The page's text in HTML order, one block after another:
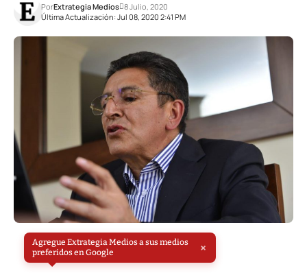
Última Actualización: Jul 08, 2020 2:41 PM
PorExtrategia Medios 8 Julio, 2020
Agregue Extrategia Medios a sus medios
preferidos en Google
×